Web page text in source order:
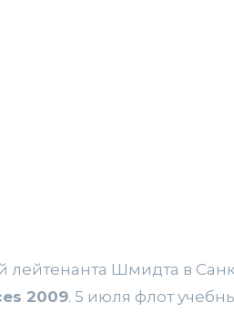
лейтенанта Шмидта в
2009. 5 июля флот